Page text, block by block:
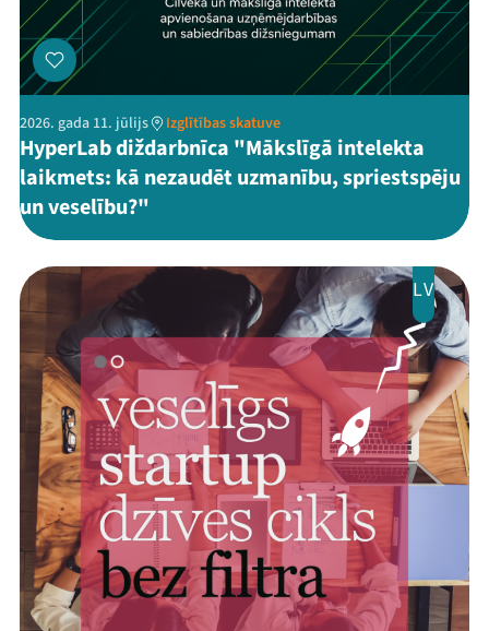
2026. gada 11. jūlijs Izglītības skatuve
HyperLab diždarbnīca "Mākslīgā intelekta
laikmets: kā nezaudēt uzmanību, spriestspēju
un veselību?"
LV